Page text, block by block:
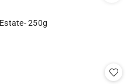
250g